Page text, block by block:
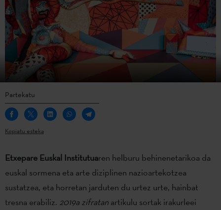
Partekatu
Kopiatu esteka
Etxepare Euskal Institutuaren helburu behinenetarikoa da
euskal sormena eta arte diziplinen nazioartekotzea
sustatzea, eta horretan jarduten du urtez urte, hainbat
tresna erabiliz. 2019a zifratan artikulu sortak irakurleei